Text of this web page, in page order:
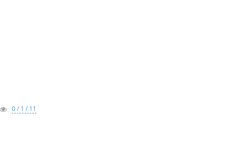
0 / 1 / 11